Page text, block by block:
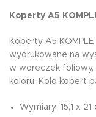
Koperty A5
Koperty A5
wydrukowane na
w woreczek
koloru. Kolo kopert
Wymiary: 15,1 x 21